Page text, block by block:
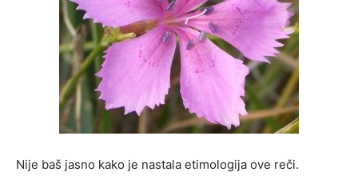
Nije baš jasno kako je nastala etimologija ove reči.